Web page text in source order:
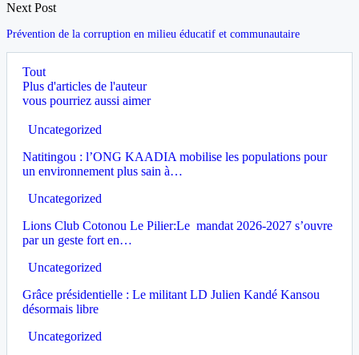
Next Post
Prévention de la corruption en milieu éducatif et communautaire
Tout
Plus d'articles de l'auteur
vous pourriez aussi aimer
Uncategorized
Natitingou : l’ONG KAADIA mobilise les populations pour
un environnement plus sain à…
Uncategorized
Lions Club Cotonou Le Pilier:Le mandat 2026-2027 s’ouvre
par un geste fort en…
Uncategorized
Grâce présidentielle : Le militant LD Julien Kandé Kansou
désormais libre
Uncategorized